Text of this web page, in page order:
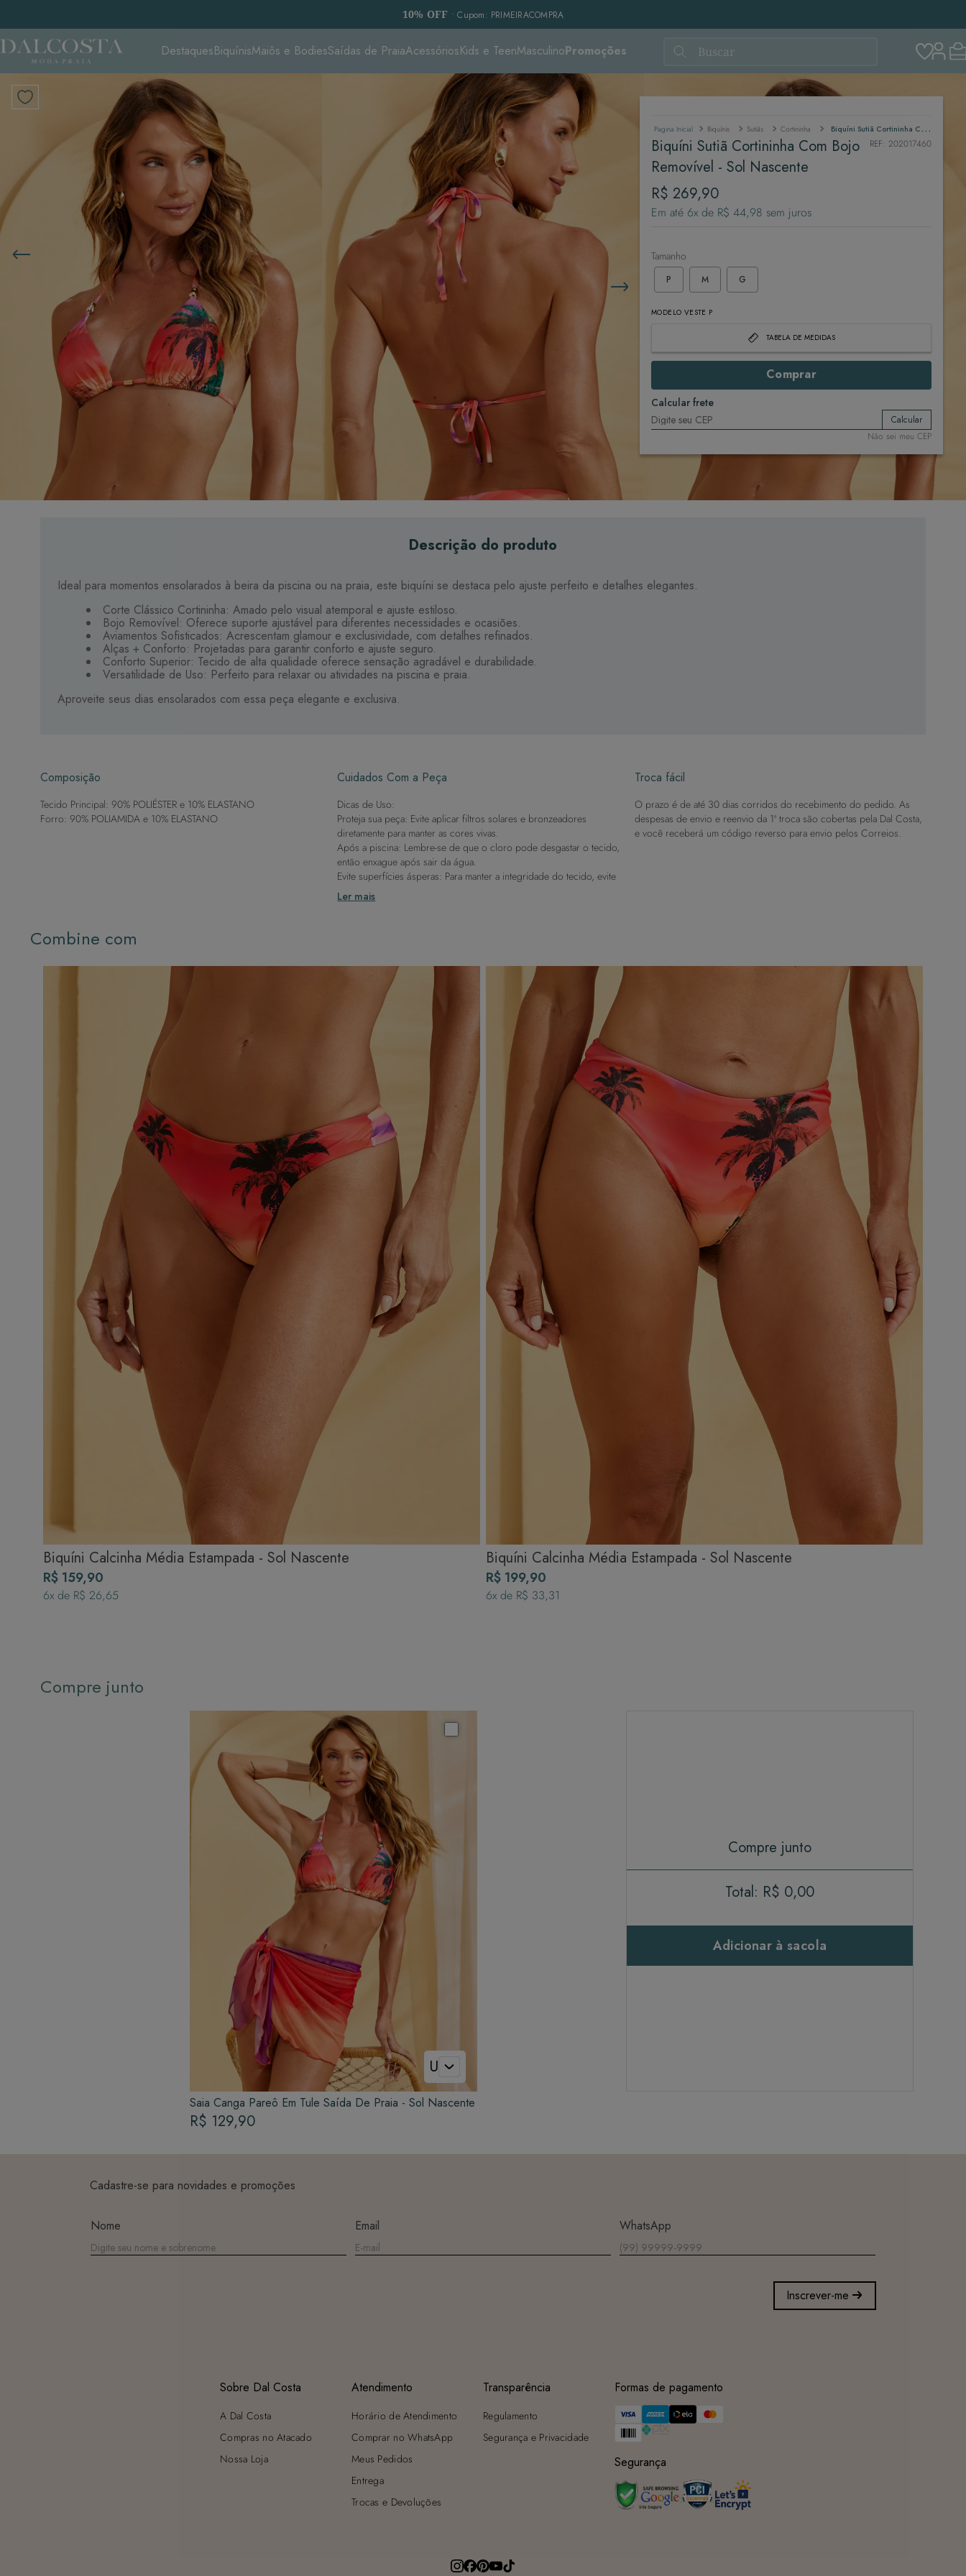
• Cupom: PRIMEIRACOMPRA
DestaquesBiquínisMaiôs e BodiesSaídas de PraiaAcessóriosKids e TeenMasculinoPromoções Buscar
Biquínis Sutiãs Cortininha Biquíni Sutiã Cortininha Com Bojo Removível - Sol Nascente
Biquíni Sutiã Cortininha Com Bojo
Removível - Sol Nascente
R$ 269,90
Em até 6x de R$ 44,98 sem juros
REF: 202017460
Tamanho
P M G
MODELO VESTE P
TABELA DE MEDIDAS
Comprar
Calcular frete
Calcular
Não sei meu CEP
Descrição do produto
Ideal para momentos ensolarados à beira da piscina ou na praia, este biquíni se destaca pelo ajuste perfeito e detalhes elegantes.
Corte Clássico Cortininha: Amado pelo visual atemporal e ajuste estiloso.
Bojo Removível: Oferece suporte ajustável para diferentes necessidades e ocasiões.
Aviamentos Sofisticados: Acrescentam glamour e exclusividade, com detalhes refinados.
Alças + Conforto: Projetadas para garantir conforto e ajuste seguro.
Conforto Superior: Tecido de alta qualidade oferece sensação agradável e durabilidade.
Versatilidade de Uso: Perfeito para relaxar ou atividades na piscina e praia.
Aproveite seus dias ensolarados com essa peça elegante e exclusiva.
Composição
Tecido Principal: 90% POLIÉSTER e 10% ELASTANO
Forro: 90% POLIAMIDA e 10% ELASTANO
Cuidados Com a Peça
Dicas de Uso:
Proteja sua peça: Evite aplicar filtros solares e bronzeadores
diretamente para manter as cores vivas.
Após a piscina: Lembre-se de que o cloro pode desgastar o tecido,
então enxague após sair da água.
Evite superfícies ásperas: Para manter a integridade do tecido, evite
contato com superfícies rugosas.
máquina de lavar, sabão em pó, sabonete e alvejante.
Secagem ideal: Não deixe de molho nem guarde úmido. Seque à
sombra e evite a secadora.
Para cores vibrantes: Lave as peças antes do primeiro uso e siga as
dicas acima para manter as cores radiantes.
Ler mais
Troca fácil
O prazo é de até 30 dias corridos do recebimento do pedido. As
despesas de envio e reenvio da 1ª troca são cobertas pela Dal Costa,
e você receberá um código reverso para envio pelos Correios.
Combine com
Biquíni Calcinha Média Estampada - Sol Nascente
R$ 159,90
6x de R$ 26,65
Biquíni Calcinha Média Estampada - Sol Nascente
R$ 199,90
6x de R$ 33,31
Compre junto
U
Saia Canga Pareô Em Tule Saída De Praia - Sol Nascente
R$ 129,90
Compre junto
Total: R$ 0,00
Adicionar à sacola
Cadastre-se para novidades e promoções
Nome Email WhatsApp
Inscrever-me
Sobre Dal Costa
A Dal Costa
Compras no Atacado
Nossa Loja
Atendimento
Horário de Atendimento
Comprar no WhatsApp
Meus Pedidos
Entrega
Trocas e Devoluções
Transparência
Regulamento
Segurança e Privacidade
Formas de pagamento
Segurança